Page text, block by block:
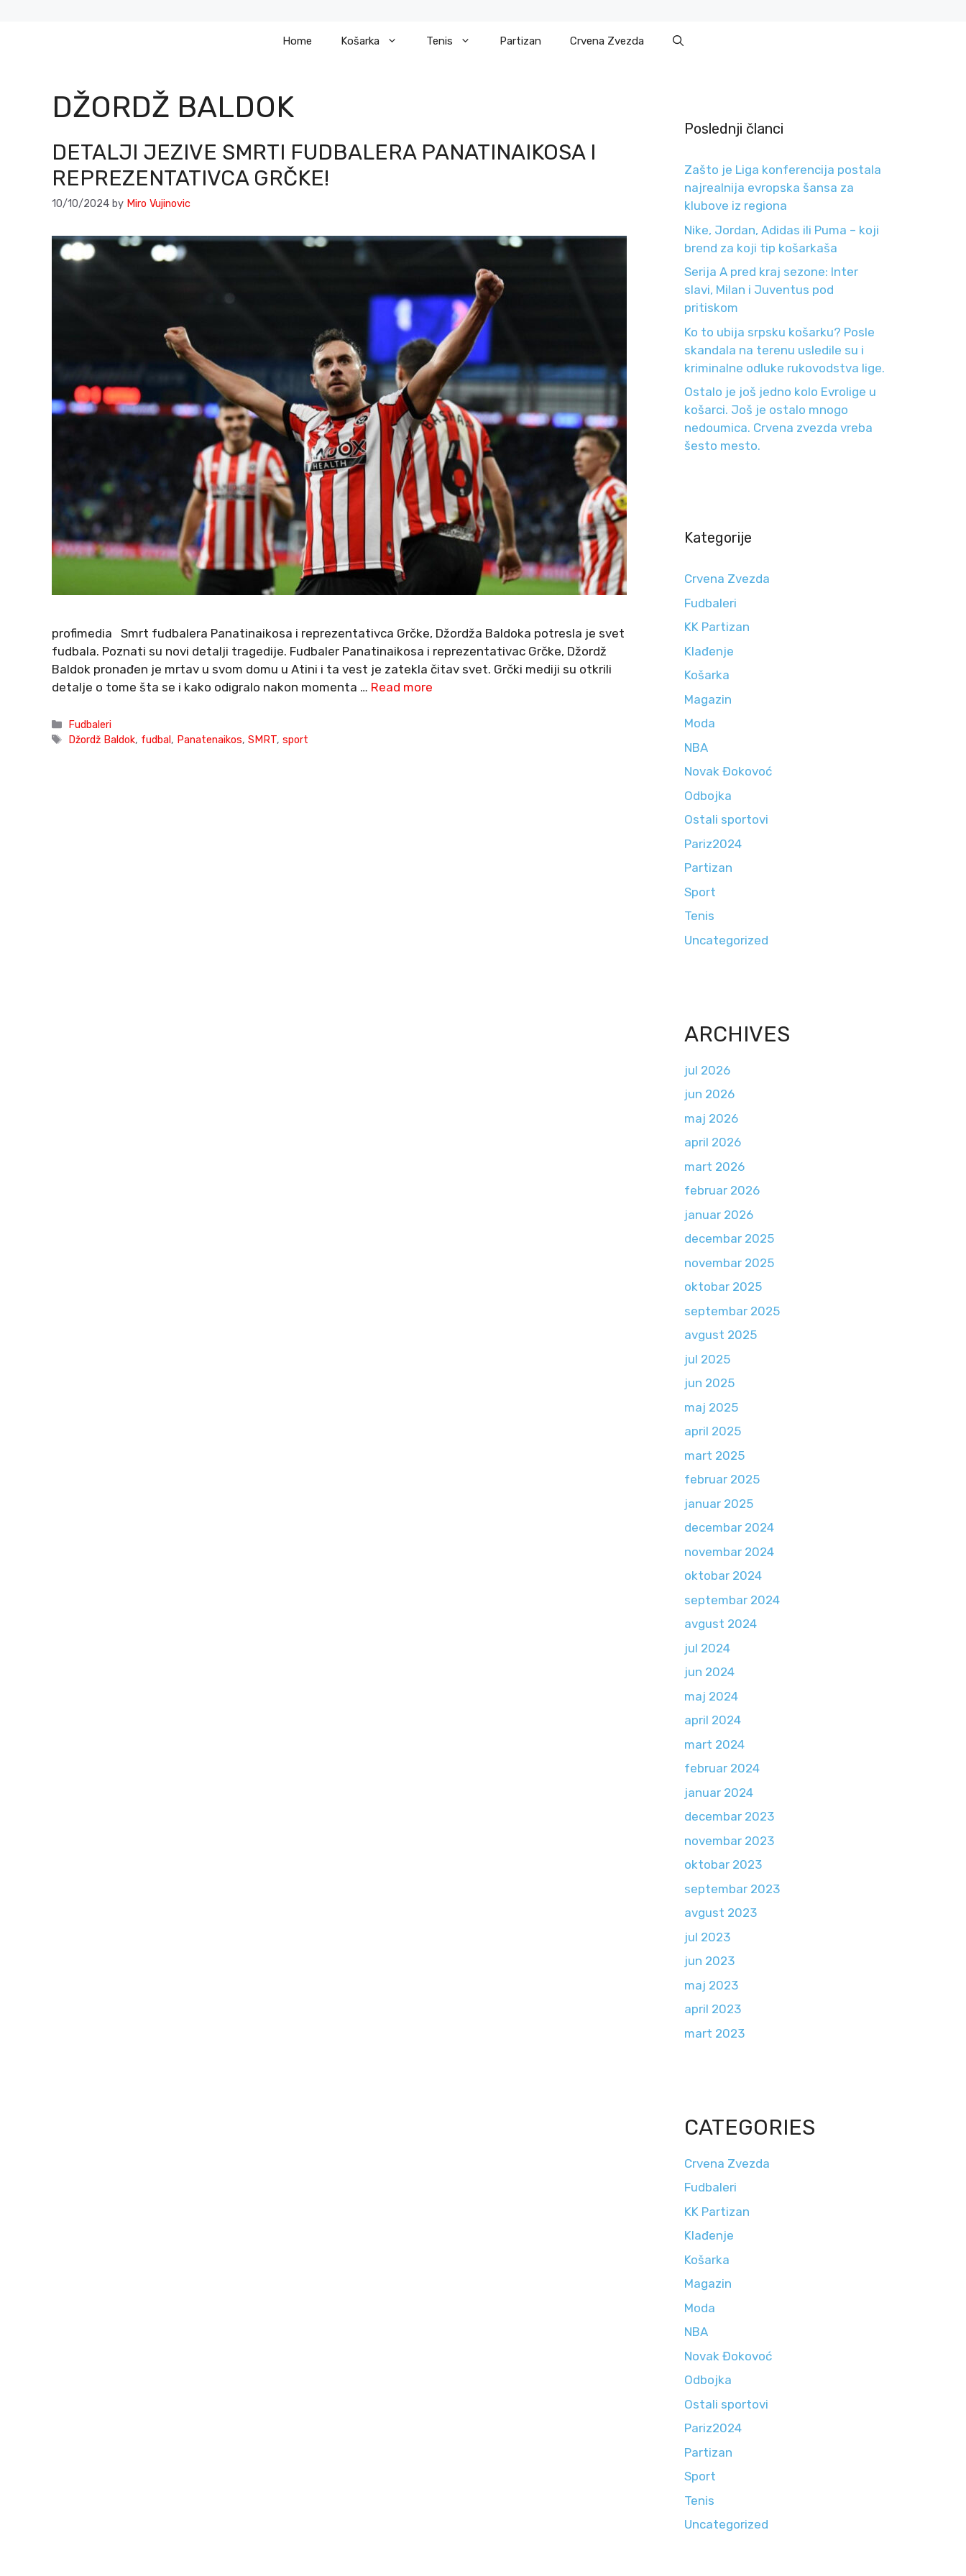
Home Košarka Tenis Partizan Crvena Zvezda
DŽORDŽ BALDOK
DETALJI JEZIVE SMRTI FUDBALERA PANATINAIKOSA I
REPREZENTATIVCA GRČKE!
10/10/2024 by Miro Vujinovic
profimedia Smrt fudbalera Panatinaikosa i reprezentativca Grčke, Džordža Baldoka potresla je svet
fudbala. Poznati su novi detalji tragedije. Fudbaler Panatinaikosa i reprezentativac Grčke, Džordž
Baldok pronađen je mrtav u svom domu u Atini i ta vest je zatekla čitav svet. Grčki mediji su otkrili
detalje o tome šta se i kako odigralo nakon momenta … Read more
Categories
Fudbaleri
Tags
Džordž Baldok, fudbal, Panatenaikos,SMRT,sport
Poslednji članci
Zašto je Liga konferencija postala
najrealnija evropska šansa za
klubove iz regiona
Nike, Jordan, Adidas ili Puma – koji
brend za koji tip košarkaša
Serija A pred kraj sezone: Inter
slavi, Milan i Juventus pod
pritiskom
Ko to ubija srpsku košarku? Posle
skandala na terenu usledile su i
kriminalne odluke rukovodstva lige.
Ostalo je još jedno kolo Evrolige u
košarci. Još je ostalo mnogo
nedoumica. Crvena zvezda vreba
šesto mesto.
Kategorije
Crvena Zvezda
Fudbaleri
KK Partizan
Klađenje
Košarka
Magazin
Moda
NBA
Novak Đokovoć
Odbojka
Ostali sportovi
Pariz2024
Partizan
Sport
Tenis
Uncategorized
ARCHIVES
jul 2026
jun 2026
maj 2026
april 2026
mart 2026
februar 2026
januar 2026
decembar 2025
novembar 2025
oktobar 2025
septembar 2025
avgust 2025
jul 2025
jun 2025
maj 2025
april 2025
mart 2025
februar 2025
januar 2025
decembar 2024
novembar 2024
oktobar 2024
septembar 2024
avgust 2024
jul 2024
jun 2024
maj 2024
april 2024
mart 2024
februar 2024
januar 2024
decembar 2023
novembar 2023
oktobar 2023
septembar 2023
avgust 2023
jul 2023
jun 2023
maj 2023
april 2023
mart 2023
CATEGORIES
Crvena Zvezda
Fudbaleri
KK Partizan
Klađenje
Košarka
Magazin
Moda
NBA
Novak Đokovoć
Odbojka
Ostali sportovi
Pariz2024
Partizan
Sport
Tenis
Uncategorized